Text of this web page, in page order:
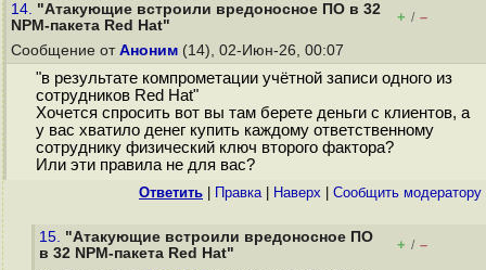
14. "Атакующие встроили вредоносное ПО в 32
NPM-пакета Red Hat"
+ / –
Сообщение от Аноним (14), 02-Июн-26, 00:07
"в результате компрометации учётной записи одного из
сотрудников Red Hat"
Хочется спросить вот вы там берете деньги с клиентов, а
у вас хватило денег купить каждому ответственному
сотруднику физический ключ второго фактора?
Или эти правила не для вас?
Ответить Правка| Наверх Cообщить модератору
15. "Атакующие встроили вредоносное ПО
в 32 NPM-пакета Red Hat"
+ / –